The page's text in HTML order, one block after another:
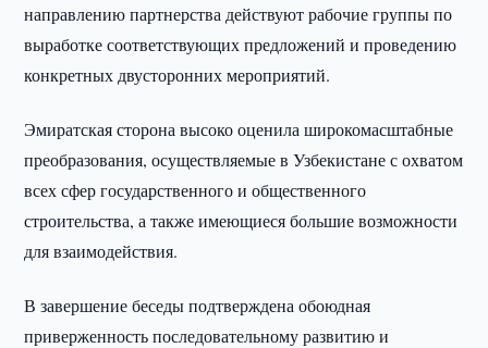
направлению партнерства действуют рабочие группы по
выработке соответствующих предложений и проведению
конкретных двусторонних мероприятий.
Эмиратская сторона высоко оценила широкомасштабные
преобразования, осуществляемые в Узбекистане с охватом
всех сфер государственного и общественного
строительства, а также имеющиеся большие возможности
для взаимодействия.
В завершение беседы подтверждена обоюдная
приверженность последовательному развитию и